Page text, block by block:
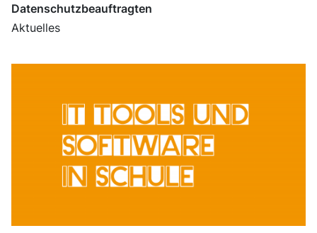
Datenschutzbeauftragten
Aktuelles